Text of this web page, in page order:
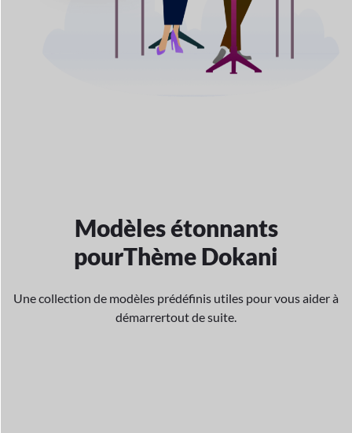
Modèles étonnants
pourThème Dokani
Une collection de modèles prédéfinis utiles pour vous aider à
démarrertout de suite.